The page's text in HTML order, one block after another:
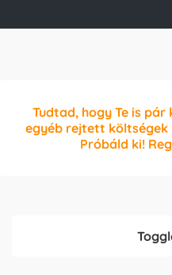
Tudtad, hogy Te is
egyéb rejtett költségek
Próbáld ki!